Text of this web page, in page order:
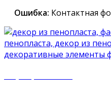
Ошибка: Контактная